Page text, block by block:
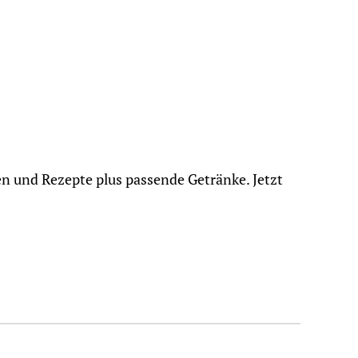
und Rezepte plus passende Getränke. Jetzt